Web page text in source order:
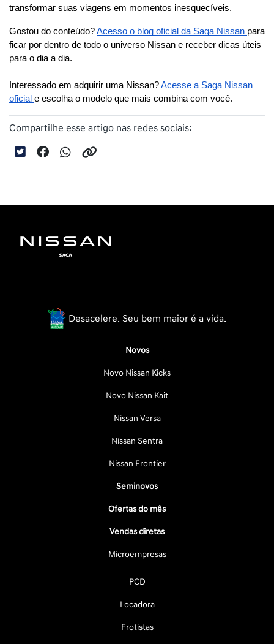
transformar suas viagens em momentos inesquecíveis.
Gostou do conteúdo? Acesso o blog oficial da Saga Nissan para
ficar por dentro de todo o universo Nissan e receber dicas úteis
para o dia a dia.
Interessado em adquirir uma Nissan? Acesse a Saga Nissan
oficial e escolha o modelo que mais combina com você.
Compartilhe esse artigo nas redes sociais:
Desacelere. Seu bem maior é a vida.
Novos
Novo Nissan Kicks
Novo Nissan Kait
Nissan Versa
Nissan Sentra
Nissan Frontier
Seminovos
Ofertas do mês
Vendas diretas
Microempresas
PCD
Locadora
Frotistas